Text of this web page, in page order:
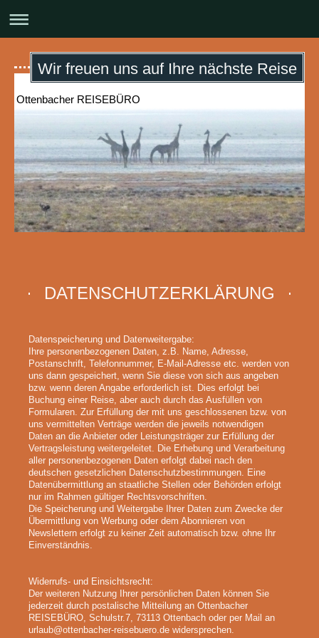
Wir freuen uns auf Ihre nächste Reise
Ottenbacher REISEBÜRO
DATENSCHUTZERKLÄRUNG
Datenspeicherung und Datenweitergabe:
Ihre personenbezogenen Daten, z.B. Name, Adresse,
Postanschrift, Telefonnummer, E-Mail-Adresse etc. werden von
uns dann gespeichert, wenn Sie diese von sich aus angeben
bzw. wenn deren Angabe erforderlich ist. Dies erfolgt bei
Buchung einer Reise, aber auch durch das Ausfüllen von
Formularen. Zur Erfüllung der mit uns geschlossenen bzw. von
uns vermittelten Verträge werden die jeweils notwendigen
Daten an die Anbieter oder Leistungsträger zur Erfüllung der
Vertragsleistung weitergeleitet. Die Erhebung und Verarbeitung
aller personenbezogenen Daten erfolgt dabei nach den
deutschen gesetzlichen Datenschutzbestimmungen. Eine
Datenübermittlung an staatliche Stellen oder Behörden erfolgt
nur im Rahmen gültiger Rechtsvorschriften.
Die Speicherung und Weitergabe Ihrer Daten zum Zwecke der
Übermittlung von Werbung oder dem Abonnieren von
Newslettern erfolgt zu keiner Zeit automatisch bzw. ohne Ihr
Einverständnis.
Widerrufs- und Einsichtsrecht:
Der weiteren Nutzung Ihrer persönlichen Daten können Sie
jederzeit durch postalische Mitteilung an Ottenbacher
REISEBÜRO, Schulstr.7, 73113 Ottenbach oder per Mail an
urlaub@ottenbacher-reisebuero.de widersprechen.